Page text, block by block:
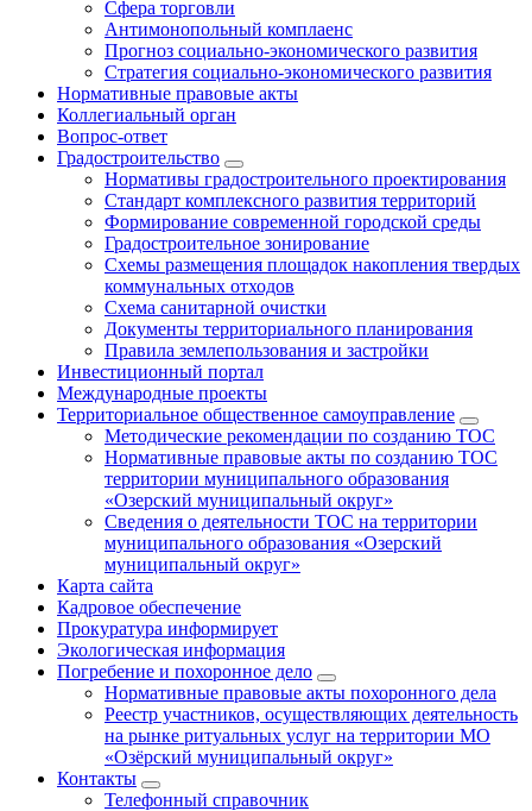
Сфера торговли
Антимонопольный комплаенс
Прогноз социально-экономического развития
Стратегия социально-экономического развития
Нормативные правовые акты
Коллегиальный орган
Вопрос-ответ
Градостроительство
Нормативы градостроительного проектирования
Стандарт комплексного развития территорий
Формирование современной городской среды
Градостроительное зонирование
Схемы размещения площадок накопления твердых
коммунальных отходов
Схема санитарной очистки
Документы территориального планирования
Правила землепользования и застройки
Инвестиционный портал
Международные проекты
Территориальное общественное самоуправление
Методические рекомендации по созданию ТОС
Нормативные правовые акты по созданию ТОС
территории муниципального образования
«Озерский муниципальный округ»
Сведения о деятельности ТОС на территории
муниципального образования «Озерский
муниципальный округ»
Карта сайта
Кадровое обеспечение
Прокуратура информирует
Экологическая информация
Погребение и похоронное дело
Нормативные правовые акты похоронного дела
Реестр участников, осуществляющих деятельность
на рынке ритуальных услуг на территории МО
«Озёрский муниципальный округ»
Контакты
Телефонный справочник